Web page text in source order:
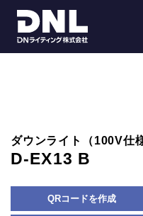
ダウンライト（100V仕
D-EX13 B
QRコードを作成